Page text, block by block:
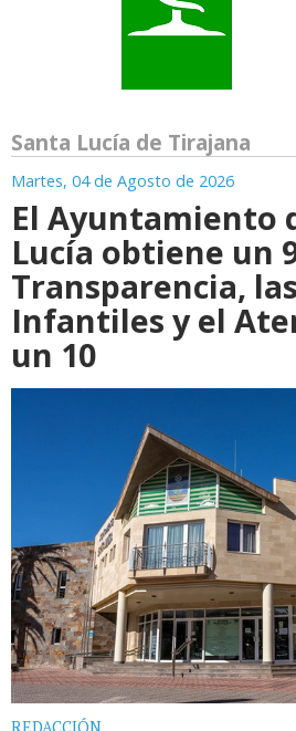
Santa Lucía de Tirajana
Martes, 04 de Agosto de 2026
El Ayuntamiento
Lucía obtiene un
Transparencia,
Infantiles y el
un 10